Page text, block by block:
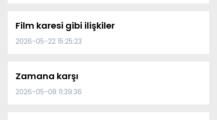
Film karesi gibi ilişkiler
2026-05-22 15:25:23
Zamana karşı
2026-05-08 11:39:36